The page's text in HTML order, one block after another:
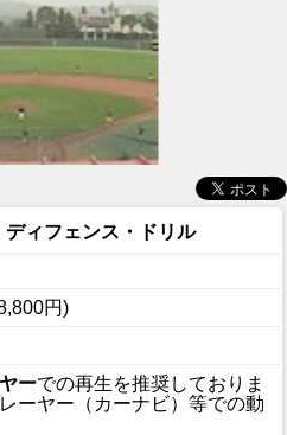
ィフェンス・ドリル
円)
ーでの再生を推奨しておりま
ーヤー（カーナビ）等での動